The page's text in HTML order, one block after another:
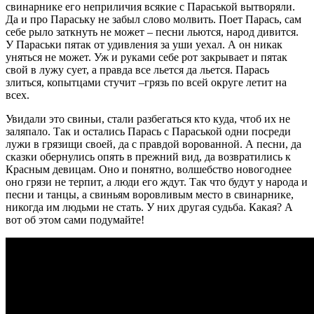
свинарнике его неприличия всякие с Параськой вытворяли.
Да и про Параську не забыл слово молвить. Поет Парась, сам
себе рыло заткнуть не может – песни льются, народ дивится.
У Параськи пятак от удивления за уши уехал. А он никак
уняться не может. Уж и руками себе рот закрывает и пятак
свой в лужу сует, а правда все льется да льется. Парась
злиться, копытцами стучит –грязь по всей округе летит на
всех.
Увидали это свиньи, стали разбегаться кто куда, чтоб их не
заляпало. Так и остались Парась с Параськой одни посреди
лужи в грязищи своей, да с правдой ворованной. А песни, да
сказки обернулись опять в прежний вид, да возвратились к
Красным девицам. Оно и понятно, волшебство новогоднее
оно грязи не терпит, а люди его ждут. Так что будут у народа и
песни и танцы, а свиньям воровливым место в свинарнике,
никогда им людьми не стать. У них другая судьба. Какая? А
вот об этом сами подумайте!